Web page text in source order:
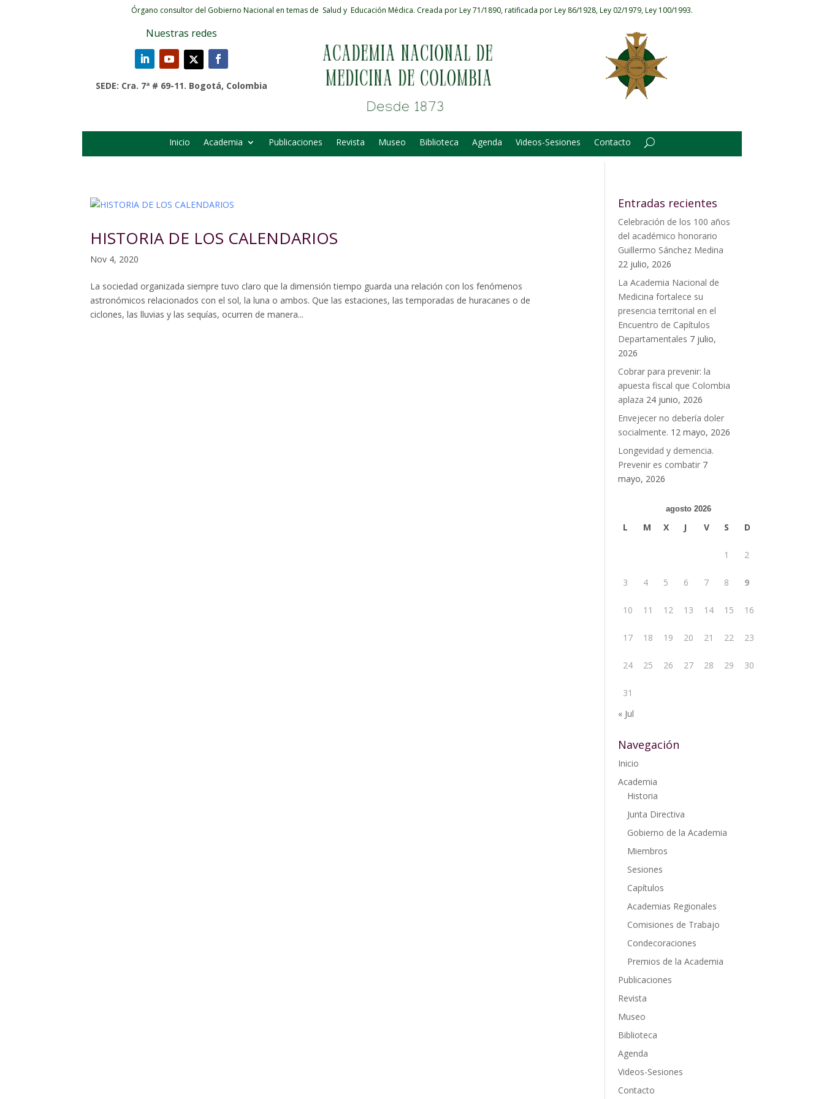
Órgano consultor del Gobierno Nacional en temas de Salud y Educación Médica. Creada por Ley 71/1890, ratificada por Ley 86/1928, Ley 02/1979, Ley 100/1993.
Nuestras redes
SEDE: Cra. 7ª # 69-11. Bogotá, Colombia
Inicio Academia Publicaciones Revista Museo Biblioteca Agenda Videos-Sesiones Contacto
HISTORIA DE LOS CALENDARIOS
Nov 4, 2020
La sociedad organizada siempre tuvo claro que la dimensión tiempo guarda una relación con los fenómenos
astronómicos relacionados con el sol, la luna o ambos. Que las estaciones, las temporadas de huracanes o de
ciclones, las lluvias y las sequías, ocurren de manera...
Entradas recientes
Celebración de los 100 años
del académico honorario
Guillermo Sánchez Medina
22 julio, 2026
La Academia Nacional de
Medicina fortalece su
presencia territorial en el
Encuentro de Capítulos
Departamentales 7 julio,
2026
Cobrar para prevenir: la
apuesta fiscal que Colombia
aplaza 24 junio, 2026
Envejecer no debería doler
socialmente. 12 mayo, 2026
Longevidad y demencia.
Prevenir es combatir 7
mayo, 2026
agosto 2026
L M X J V S D
1 2
3 4 5 6 7 8 9
10 11 12 13 14 15 16
17 18 19 20 21 22 23
24 25 26 27 28 29 30
31
« Jul
Navegación
Inicio
Academia
Historia
Junta Directiva
Gobierno de la Academia
Miembros
Sesiones
Capítulos
Academias Regionales
Comisiones de Trabajo
Condecoraciones
Premios de la Academia
Publicaciones
Revista
Museo
Biblioteca
Agenda
Videos-Sesiones
Contacto